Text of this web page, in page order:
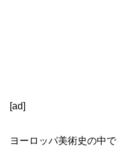
[ad]
ヨーロッパ美術史の中